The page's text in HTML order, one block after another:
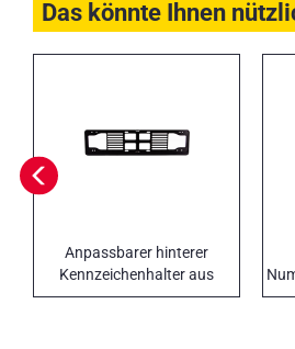
Das könnte Ihnen
Anpassbarer hinterer
Kennzeichenhalter aus
kostengünstigem ABS-